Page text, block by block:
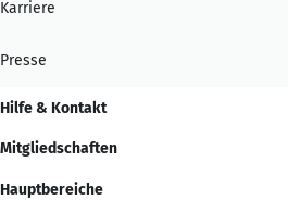
Karriere
Presse
Hilfe & Kontakt
Mitgliedschaften
Hauptbereiche